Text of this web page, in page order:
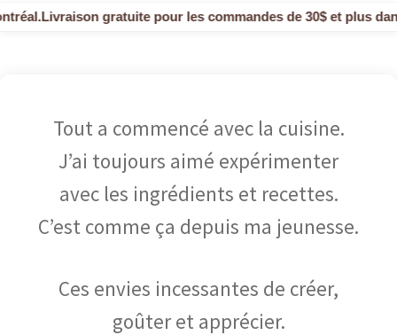
Livraison gratuite pour les commandes de 30$ et plus
Tout a commencé avec la cuisine.
J’ai toujours aimé expérimenter
avec les ingrédients et recettes.
C’est comme ça depuis ma jeunesse.
Ces envies incessantes de créer,
goûter et apprécier.